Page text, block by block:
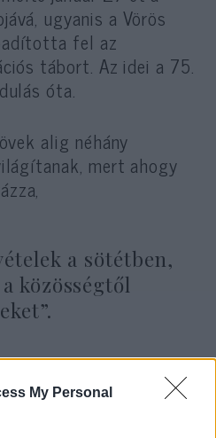
My Personal
ugyanis a Vörös
fel az
tábort. Az idei a 75.
óta.
alig néhány
mert ahogy
a sötétben,
közösségtől
múzeumban és
így az ország